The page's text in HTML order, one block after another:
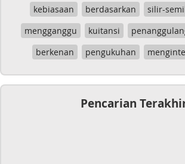
kebiasaan
berdasarkan silir-
mengganggu
kuitansi
berkenan
pengukuhan
Pencarian